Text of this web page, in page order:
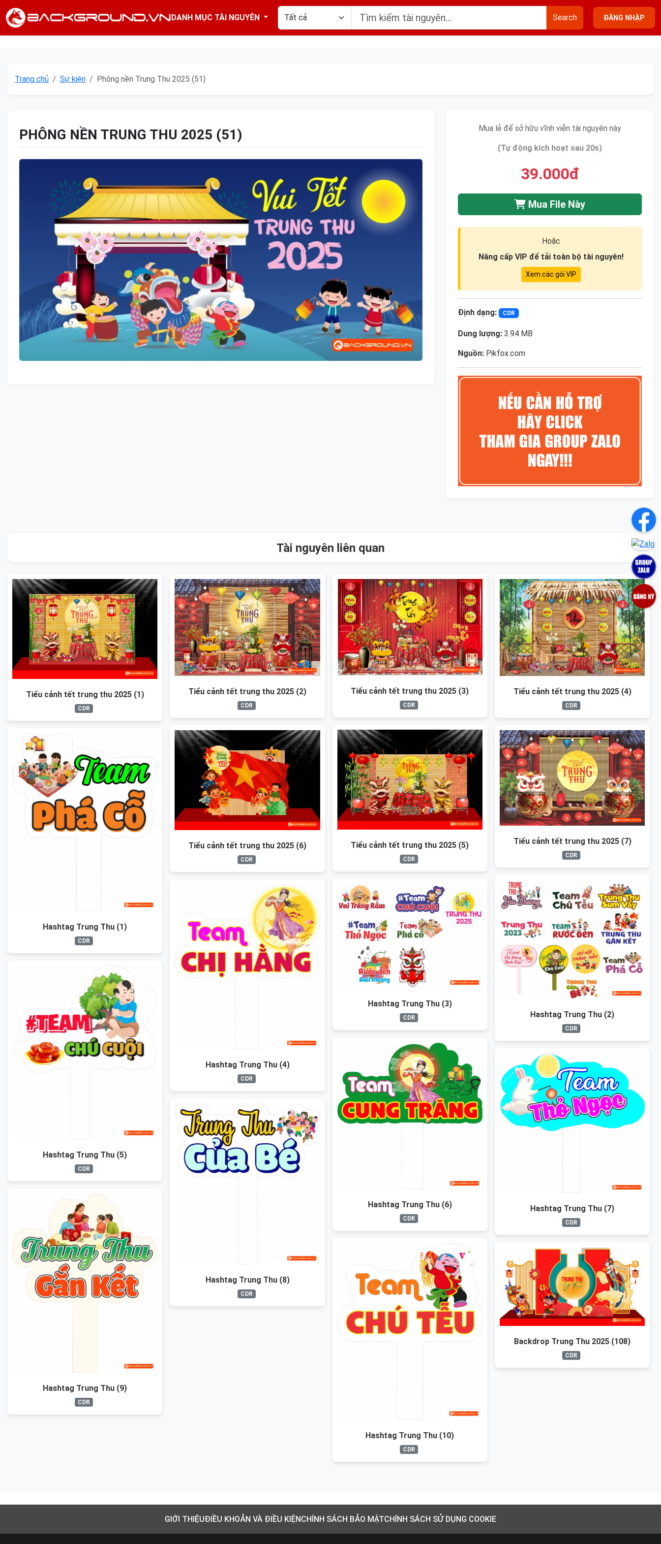
DANH MỤC TÀI NGUYÊN Search ĐĂNG NHẬP
Trang chủ Sự kiện Phông nền Trung Thu 2025 (51)
PHÔNG NỀN TRUNG THU 2025 (51) Mua lẻ để sở hữu vĩnh viễn tài nguyên này
(Tự động kích hoạt sau 20s)
39.000đ
Mua File Này
Hoặc
Nâng cấp VIP để tải toàn bộ tài nguyên!
Xem các gói VIP
Định dạng: CDR
Dung lượng: 3.94 MB
Nguồn: Pikfox.com
Tài nguyên liên quan
Tiểu cảnh tết trung thu 2025 (1)
CDR
Tiểu cảnh tết trung thu 2025 (2)
CDR
Tiểu cảnh tết trung thu 2025 (3)
CDR
Tiểu cảnh tết trung thu 2025 (4)
CDR
Tiểu cảnh tết trung thu 2025 (5)
CDR
Tiểu cảnh tết trung thu 2025 (6)
CDR
Tiểu cảnh tết trung thu 2025 (7)
CDR
Hashtag Trung Thu (1)
CDR
Hashtag Trung Thu (2)
CDR
Hashtag Trung Thu (3)
CDR
Hashtag Trung Thu (4)
CDR
Hashtag Trung Thu (5)
CDR
Hashtag Trung Thu (6)
CDR
Hashtag Trung Thu (7)
CDR
Hashtag Trung Thu (8)
CDR
Hashtag Trung Thu (9)
CDR
Hashtag Trung Thu (10)
CDR
Backdrop Trung Thu 2025 (108)
CDR
GIỚI THIỆUĐIỀU KHOẢN VÀ ĐIỀU KIỆN CHÍNH SÁCH BẢO MẬTCHÍNH SÁCH SỬ DỤNG COOKIE